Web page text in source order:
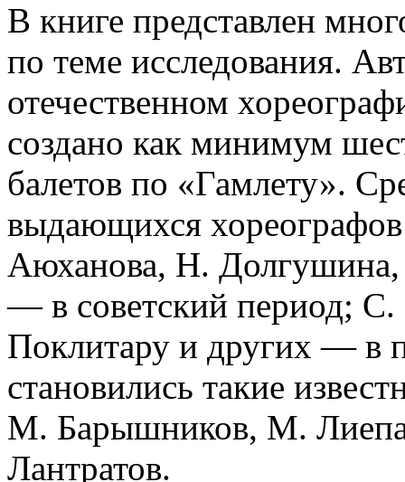
В книге представлен
по теме исследования.
отечественном
создано как минимум
балетов по «Гамлету».
выдающихся
Аюханова, Н.
— в советский период;
Поклитару и других — в
становились такие
М. Барышников, М.
Лантратов.